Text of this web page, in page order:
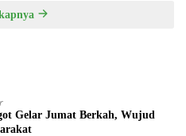
Gelar Jumat Berkah, Wujud